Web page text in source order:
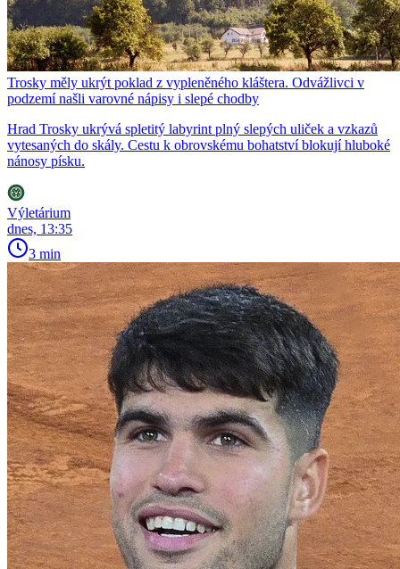
Trosky měly ukrýt poklad z vypleněného kláštera. Odvážlivci v
podzemí našli varovné nápisy i slepé chodby
Hrad Trosky ukrývá spletitý labyrint plný slepých uliček a vzkazů
vytesaných do skály. Cestu k obrovskému bohatství blokují hluboké
nánosy písku.
Výletárium
dnes, 13:35
3 min